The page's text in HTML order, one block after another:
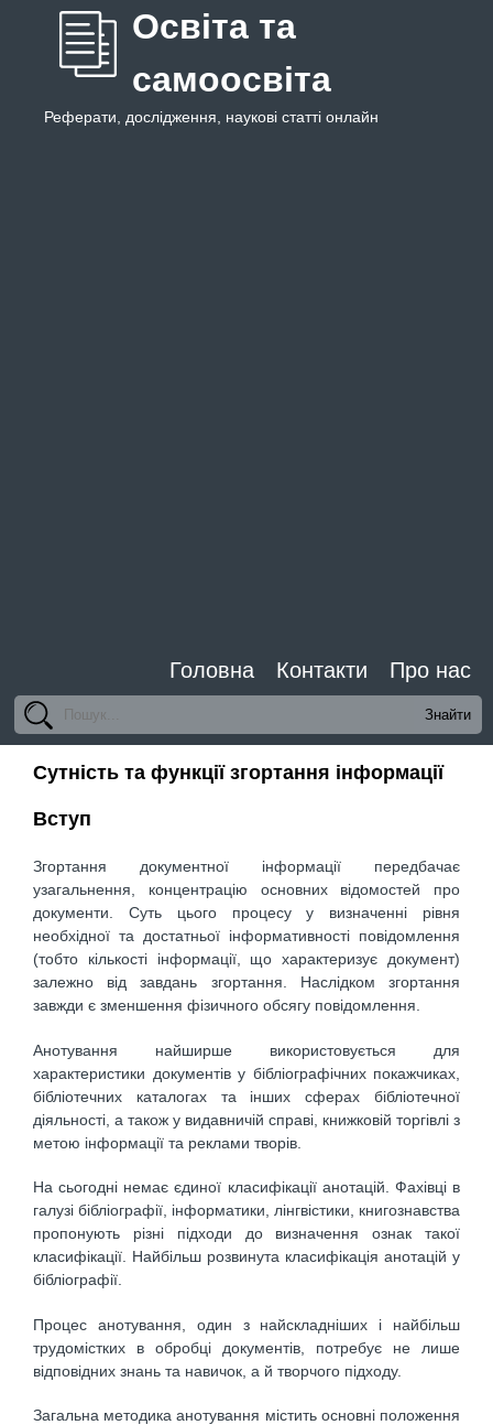
Освіта та
самоосвіта
Реферати, дослідження, наукові статті онлайн
Головна Контакти Про нас
Сутність та функції згортання інформації
Вступ
Згортання документної інформації передбачає
узагальнення, концентрацію основних відомостей про
документи. Суть цього процесу у визначенні рівня
необхідної та достатньої інформативності повідомлення
(тобто кількості інформації, що характеризує документ)
залежно від завдань згортання. Наслідком згортання
завжди є зменшення фізичного обсягу повідомлення.
Анотування найширше використовується для
характеристики документів у бібліографічних покажчиках,
бібліотечних каталогах та інших сферах бібліотечної
діяльності, а також у видавничій справі, книжковій торгівлі з
метою інформації та реклами творів.
На сьогодні немає єдиної класифікації анотацій. Фахівці в
галузі бібліографії, інформатики, лінгвістики, книгознавства
пропонують різні підходи до визначення ознак такої
класифікації. Найбільш розвинута класифікація анотацій у
бібліографії.
Процес анотування, один з найскладніших і найбільш
трудомістких в обробці документів, потребує не лише
відповідних знань та навичок, а й творчого підходу.
Загальна методика анотування містить основні положення